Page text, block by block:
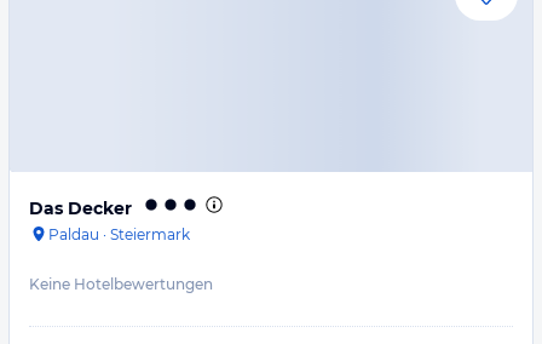
Das Decker
Paldau · Steiermark
Keine Hotelbewertungen